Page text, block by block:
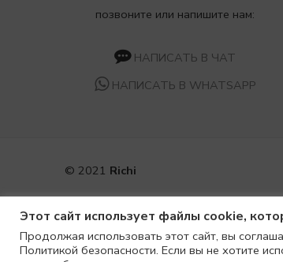
позвоните или напишите нам:
НАПИСАТЬ В ЧАТ
НАПИСАТЬ В WHATSAPP
© 2021 Richi
Этот сайт использует файлы cookie,
Продолжая использовать этот сайт, вы
Политикой безопасности. Если вы не хотите